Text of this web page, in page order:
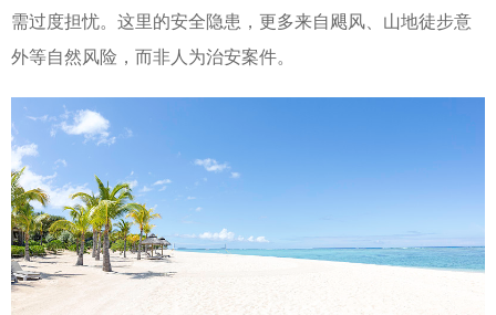
需过度担忧。这里的安全隐患，更多来自飓风、山地徒步意
外等自然风险，而非人为治安案件。